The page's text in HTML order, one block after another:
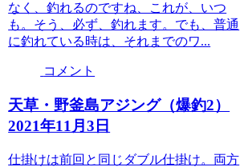
なく、釣れるのですね、これが、いつ
も。そう、必ず、釣れます。でも、普通
に釣れている時は、それまでのワ...
コメント
天草・野釜島アジング（爆釣2）
2021年11月3日
仕掛けは前回と同じダブル仕掛け。両方